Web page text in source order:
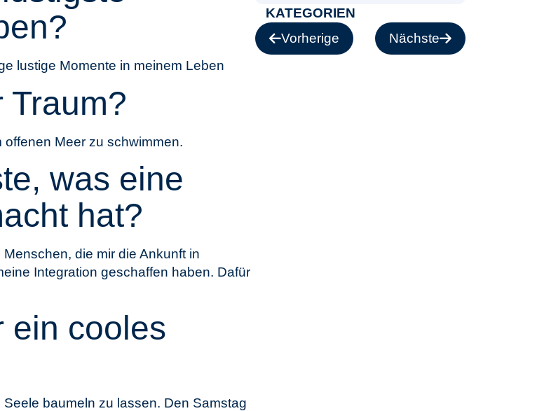
lustige Momente in meinem Leben
Traum?
Meer zu schwimmen.
was eine
hat?
die mir die Ankunft in
Integration geschaffen haben. Dafür
ein cooles
baumeln zu lassen. Den Samstag
KATEGORIEN
Vorherige
Nächste